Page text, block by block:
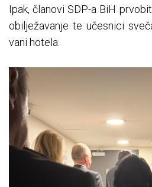
Ipak, članovi SDP-a BiH
obilježavanje te učesnici
vani hotela.